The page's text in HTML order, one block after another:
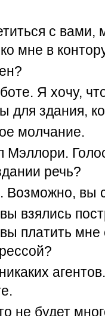
с
мне в
Я хочу,
для здания,
молчание.
Мэллори.
речь?
Возможно,
взялись
платить мне
не будет